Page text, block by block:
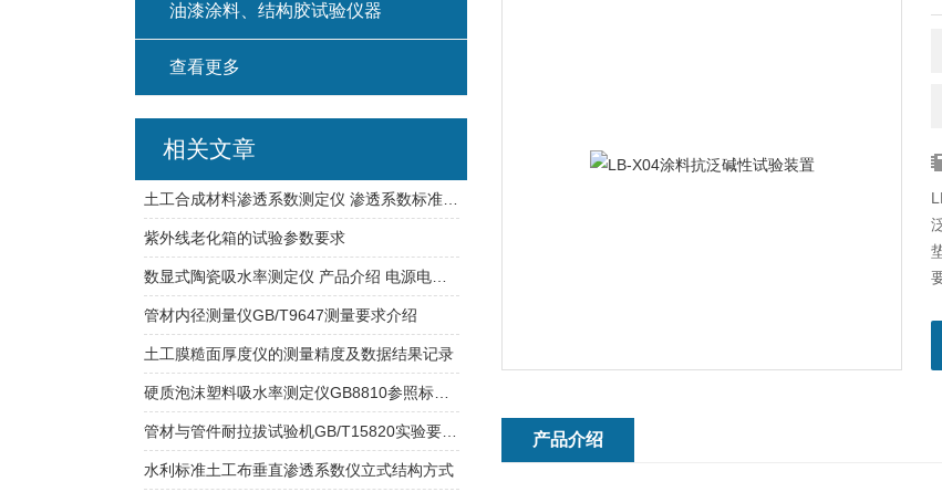
产品介绍
油漆涂料、结构胶试验仪器
查看更多
相关文章
土工合成材料渗透系数测定仪 渗透系数标准研发设计
紫外线老化箱的试验参数要求
数显式陶瓷吸水率测定仪 产品介绍 电源电压 ～220V
管材内径测量仪GB/T9647测量要求介绍
土工膜糙面厚度仪的测量精度及数据结果记录
硬质泡沫塑料吸水率测定仪GB8810参照标准规范使用
管材与管件耐拉拔试验机GB/T15820实验要求介绍
水利标准土工布垂直渗透系数仪立式结构方式